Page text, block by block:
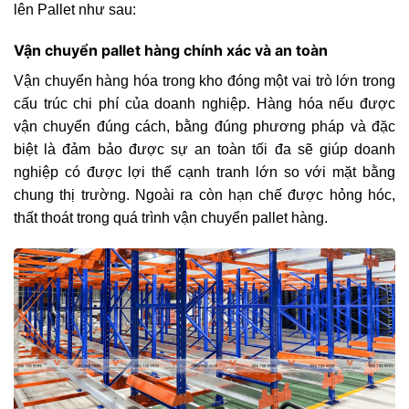
lên Pallet như sau:
Vận chuyển pallet hàng chính xác và an toàn
Vận chuyển hàng hóa trong kho đóng một vai trò lớn trong
cấu trúc chi phí của doanh nghiệp. Hàng hóa nếu được
vận chuyển đúng cách, bằng đúng phương pháp và đặc
biệt là đảm bảo được sự an toàn tối đa sẽ giúp doanh
nghiệp có được lợi thế cạnh tranh lớn so với mặt bằng
chung thị trường. Ngoài ra còn hạn chế được hỏng hóc,
thất thoát trong quá trình vận chuyển pallet hàng.